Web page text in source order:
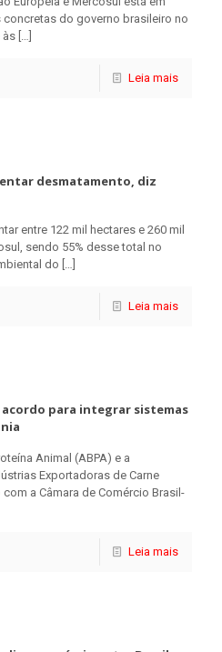
concretas do governo brasileiro no
às […]
Leia mais
desmatamento, diz
entre 122 mil hectares e 260 mil
sendo 55% desse total no
do […]
Leia mais
para integrar sistemas
Animal (ABPA) e a
Exportadoras de Carne
a Câmara de Comércio Brasil-
Leia mais